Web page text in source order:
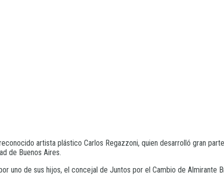
artista plástico Carlos Regazzoni, quien desarrolló gran
de Buenos Aires.
uno de sus hijos, el concejal de Juntos por el Cambio de